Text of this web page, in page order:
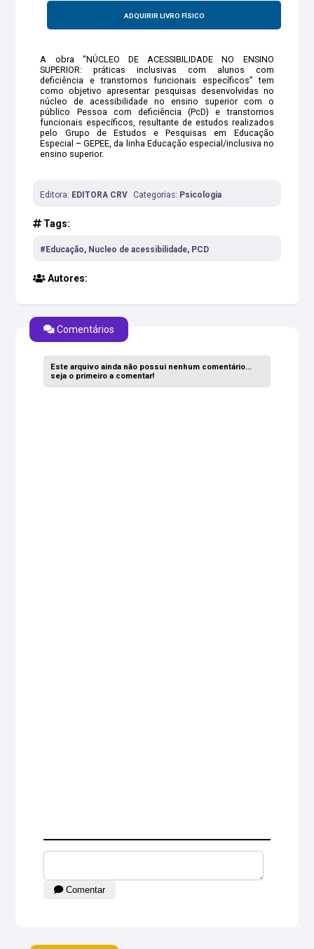
ADQUIRIR LIVRO FÍSICO
A obra “NÚCLEO DE ACESSIBILIDADE NO ENSINO
SUPERIOR: práticas inclusivas com alunos com
deficiência e transtornos funcionais específicos” tem
como objetivo apresentar pesquisas desenvolvidas no
núcleo de acessibilidade no ensino superior com o
público Pessoa com deficiência (PcD) e transtornos
funcionais específicos, resultante de estudos realizados
pelo Grupo de Estudos e Pesquisas em Educação
Especial – GEPEE, da linha Educação especial/inclusiva no
ensino superior.
Editora: EDITORA CRV Categorias: Psicologia
Tags:
#Educação, Nucleo de acessibilidade, PCD
Autores:
Comentários
Este arquivo ainda não possui nenhum comentário...
seja o primeiro a comentar!
Comentar